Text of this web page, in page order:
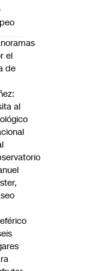
el
de
al